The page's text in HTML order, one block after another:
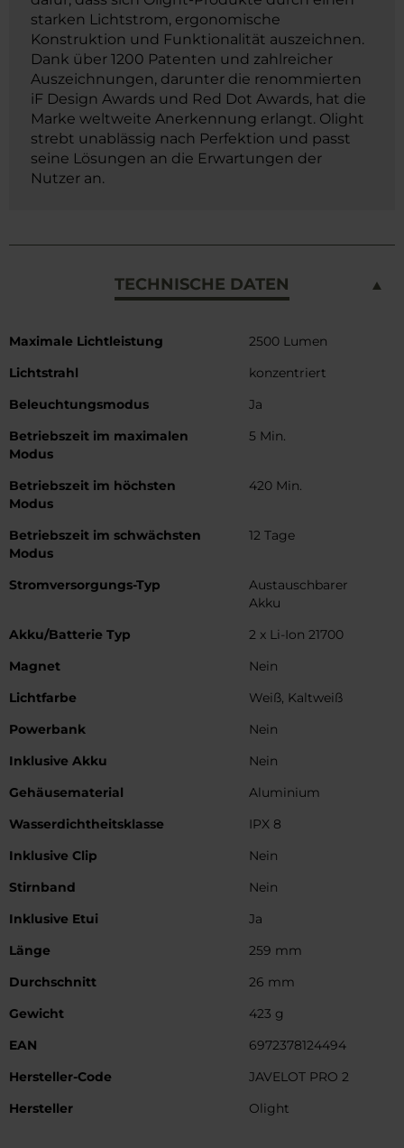
starken Lichtstrom, ergonomische
Konstruktion und Funktionalität auszeichnen.
Dank über 1200 Patenten und zahlreicher
Auszeichnungen, darunter die renommierten
iF Design Awards und Red Dot Awards, hat die
Marke weltweite Anerkennung erlangt. Olight
strebt unablässig nach Perfektion und passt
seine Lösungen an die Erwartungen der
Nutzer an.
TECHNISCHE DATEN
Weitere
Maximale Lichtleistung
2500 Lumen
Lichtstrahl
konzentriert
Beleuchtungsmodus
Ja
Betriebszeit im maximalen
Modus
5 Min.
Betriebszeit im höchsten
Modus
420 Min.
Betriebszeit im schwächsten
Modus
12 Tage
Stromversorgungs-Typ
Austauschbarer
Akku
Akku/Batterie Typ
2 x Li-Ion 21700
Magnet
Nein
Lichtfarbe
Weiß, Kaltweiß
Powerbank
Nein
Inklusive Akku
Nein
Gehäusematerial
Aluminium
Wasserdichtheitsklasse
IPX 8
Inklusive Clip
Nein
Stirnband
Nein
Inklusive Etui
Ja
Länge
259 mm
Durchschnitt
26 mm
Gewicht
423 g
EAN
6972378124494
Hersteller-Code
JAVELOT PRO 2
Hersteller
Olight